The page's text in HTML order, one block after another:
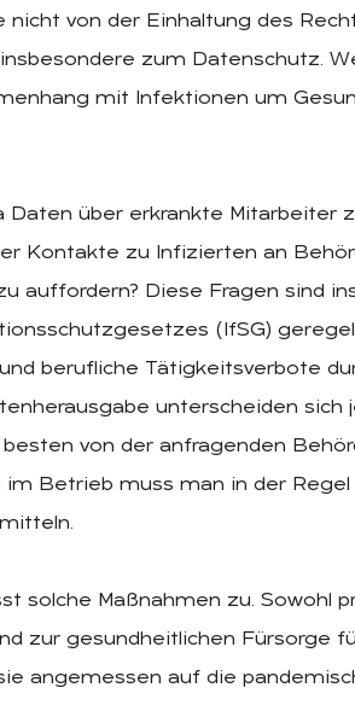
nicht von der Einhaltung des
zum Datenschutz.
mit Infektionen um
Daten über erkrankte Mitarbeiter
Kontakte zu Infizierten an
auffordern? Diese Fragen sind
(IfSG)
berufliche Tätigkeitsverbote
unterscheiden sich
von der anfragenden
Betrieb muss man in der
solche Maßnahmen zu. Sowohl
zur gesundheitlichen Fürsorge
angemessen auf die